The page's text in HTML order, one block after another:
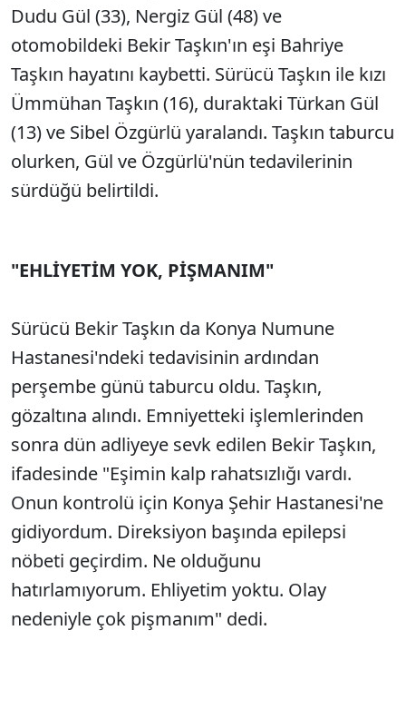
Dudu Gül (33), Nergiz Gül (48) ve
otomobildeki Bekir Taşkın'ın eşi Bahriye
Taşkın hayatını kaybetti. Sürücü Taşkın ile kızı
Ümmühan Taşkın (16), duraktaki Türkan Gül
(13) ve Sibel Özgürlü yaralandı. Taşkın taburcu
olurken, Gül ve Özgürlü'nün tedavilerinin
sürdüğü belirtildi.
"EHLİYETİM YOK, PİŞMANIM"
Sürücü Bekir Taşkın da Konya Numune
Hastanesi'ndeki tedavisinin ardından
perşembe günü taburcu oldu. Taşkın,
gözaltına alındı. Emniyetteki işlemlerinden
sonra dün adliyeye sevk edilen Bekir Taşkın,
ifadesinde "Eşimin kalp rahatsızlığı vardı.
Onun kontrolü için Konya Şehir Hastanesi'ne
gidiyordum. Direksiyon başında epilepsi
nöbeti geçirdim. Ne olduğunu
hatırlamıyorum. Ehliyetim yoktu. Olay
nedeniyle çok pişmanım" dedi.